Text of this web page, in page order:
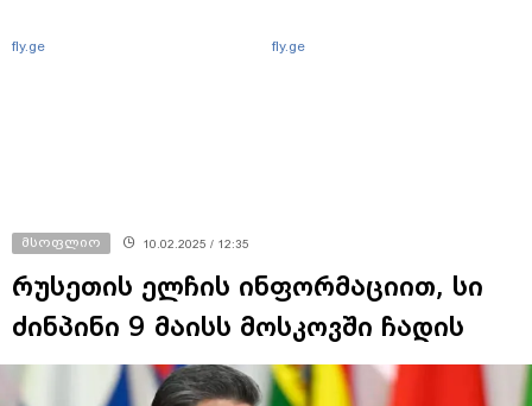
fly.ge fly.ge
მსოფლიო 10.02.2025 / 12:35
რუსეთის ელჩის ინფორმაციით, სი
ძინპინი 9 მაისს მოსკოვში ჩადის